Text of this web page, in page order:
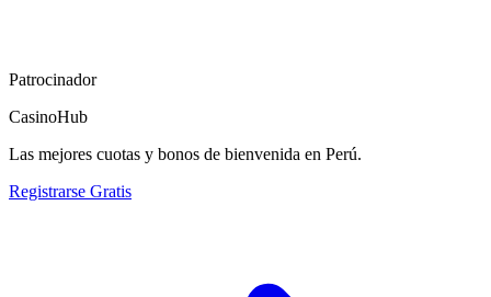
Patrocinador
CasinoHub
Las mejores cuotas y bonos de bienvenida en Perú.
Registrarse Gratis